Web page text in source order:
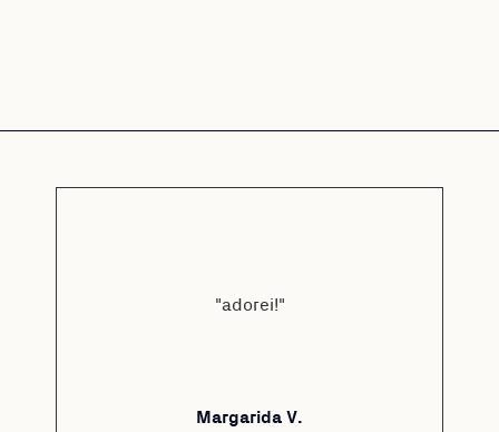
"adorei!"
Margarida V.